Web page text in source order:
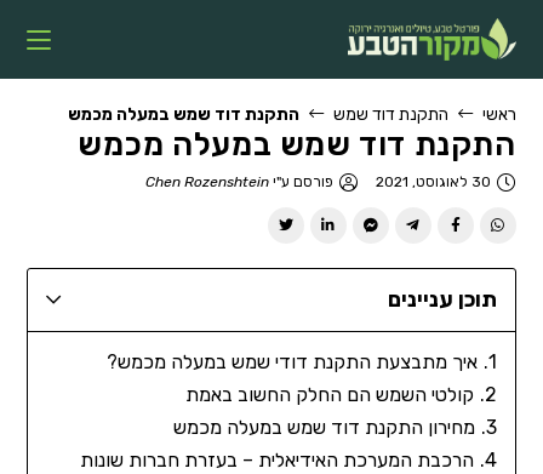
ראשי התקנת דוד שמש התקנת דוד שמש במעלה מכמש
התקנת דוד שמש במעלה מכמש
30 לאוגוסט, 2021 פורסם ע"יChen Rozenshtein
תוכן עניינים
איך מתבצעת התקנת דודי שמש במעלה מכמש?
קולטי השמש הם החלק החשוב באמת
מחירון התקנת דוד שמש במעלה מכמש
הרכבת המערכת האידיאלית – בעזרת חברות שונות